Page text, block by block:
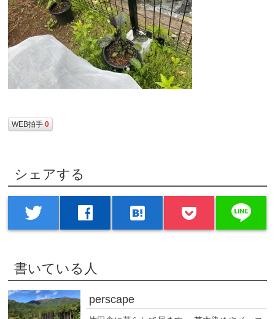
WEB拍手0
シェアする
twitter facebook hatenabookmark line
書いている人
perscape